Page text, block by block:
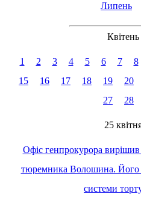
Липень
1 2 3 4 5 6 7 8
15
16 17 18 19 20
27
28
25
Офіс генпрокурора вирішив
тюремника Волошина. Його
системи